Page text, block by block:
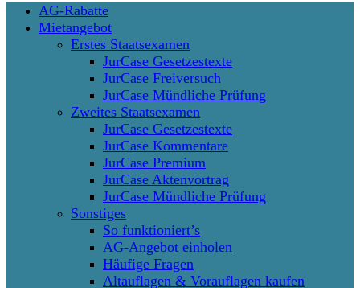
Close
AG-Rabatte
Mietangebot
Erstes Staatsexamen
JurCase Gesetzestexte
JurCase Freiversuch
JurCase Mündliche Prüfung
Zweites Staatsexamen
JurCase Gesetzestexte
JurCase Kommentare
JurCase Premium
JurCase Aktenvortrag
JurCase Mündliche Prüfung
Sonstiges
So funktioniert’s
AG-Angebot einholen
Häufige Fragen
Altauflagen & Vorauflagen kaufen